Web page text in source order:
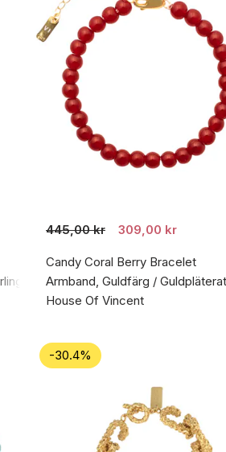
925
445,00 kr 309,00 kr
Candy Coral Berry Bracelet
Armband, Guldfärg /
House Of Vincent
-30.4%